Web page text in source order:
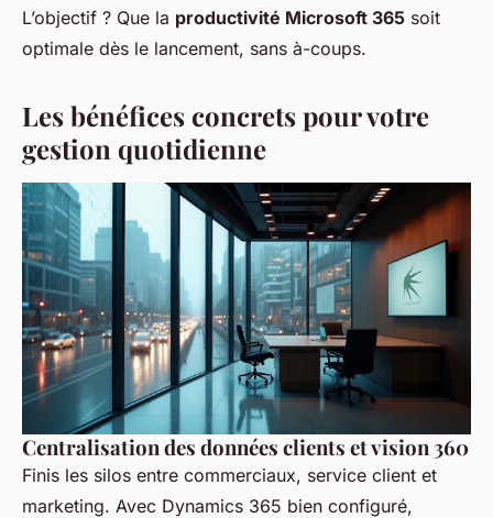
L’objectif ? Que la productivité Microsoft 365 soit
optimale dès le lancement, sans à-coups.
Les bénéfices concrets pour votre
gestion quotidienne
Centralisation des données clients et vision 360
Finis les silos entre commerciaux, service client et
marketing. Avec Dynamics 365 bien configuré,